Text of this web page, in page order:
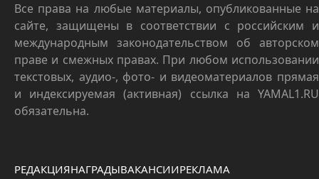
Все права на любые материалы, опубликованные на
сайте, защищены в соответствии с российским и
международным законодательством об авторском
праве и смежных правах. При любом использовании
текстовых, аудио-, фото- и видеоматериалов прямая
и индексируемая (активная) ссылка на YAMAL1.RU
обязательна.
РЕДАКЦИЯНАГРАДЫВАКАНСИИРЕКЛАМА